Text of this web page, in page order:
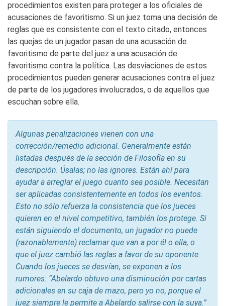
procedimientos existen para proteger a los oficiales de
acusaciones de favoritismo. Si un juez toma una decisión de
reglas que es consistente con el texto citado, entonces
las quejas de un jugador pasan de una acusación de
favoritismo de parte del juez a una acusación de
favoritismo contra la política. Las desviaciones de estos
procedimientos pueden generar acusaciones contra el juez
de parte de los jugadores involucrados, o de aquellos que
escuchan sobre ella.
Algunas penalizaciones vienen con una
corrección/remedio adicional. Generalmente están
listadas después de la sección de Filosofía en su
descripción. Úsalas; no las ignores. Están ahí para
ayudar a arreglar el juego cuanto sea posible. Necesitan
ser aplicadas consistentemente en todos los eventos.
Esto no sólo refuerza la consistencia que los jueces
quieren en el nivel competitivo, también los protege. Si
están siguiendo el documento, un jugador no puede
(razonablemente) reclamar que van a por él o ella, o
que el juez cambió las reglas a favor de su oponente.
Cuando los jueces se desvían, se exponen a los
rumores: “Abelardo obtuvo una disminución por cartas
adicionales en su caja de mazo, pero yo no, porque el
juez siempre le permite a Abelardo salirse con la suya.”